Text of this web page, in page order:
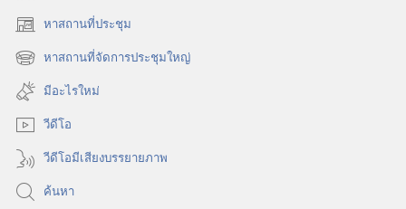
หาสถานที่ประชุม
(เปิด
หน้าต่างหาสถานที่จัดการประชุมใหญ่
(เปิด
หน้าต่าง
ใหม่)
มีอะไรใหม่
วีดีโอ
วีดีโอมีเสียงบรรยายภาพ
ค้นหา